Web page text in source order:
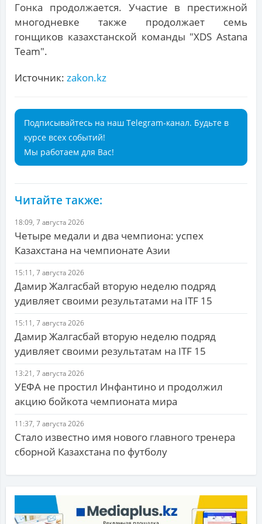
Гонка продолжается. Участие в престижной
многодневке также продолжает семь
гонщиков казахстанской команды "XDS Astana
Team".
Источник: zakon.kz
Подписывайтесь на наш Telegram-канал. Будьте в
курсе всех событий!
Мы работаем для Вас!
Читайте также:
18:09, 7 августа 2026
Четыре медали и два чемпиона: успех
Казахстана на чемпионате Азии
15:11, 7 августа 2026
Дамир Жалгасбай вторую неделю подряд
удивляет своими результатами на ITF 15
15:11, 7 августа 2026
Дамир Жалгасбай вторую неделю подряд
удивляет своими результатам на ITF 15
13:21, 7 августа 2026
УЕФА не простил Инфантино и продолжил
акцию бойкота чемпионата мира
11:37, 7 августа 2026
Стало известно имя нового главного тренера
сборной Казахстана по футболу